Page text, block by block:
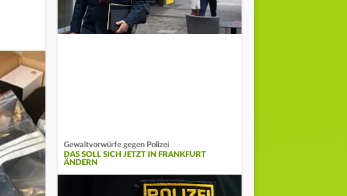
Gewaltvorwürfe gegen Polizei
DAS SOLL SICH JETZT IN FRANKFURT
ÄNDERN